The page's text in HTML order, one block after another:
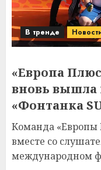
В тренде
«Европа
вновь вышла
«Фонтанка
Команда «Европы
вместе со
международном